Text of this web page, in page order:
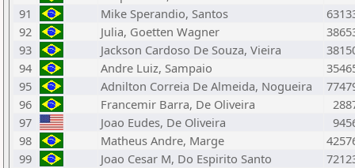
91
Mike Sperandio, Santos
92
Julia, Goetten Wagner
93
Jackson Cardoso De Souza, Vieira
94
Andre Luiz, Sampaio
95
Adnilton Correia De Almeida, Nogueira
96
Francemir Barra, De Oliveira
97
Joao Eudes, De Oliveira
98
Matheus Andre, Marge
99
Joao Cesar M, Do Espirito Santo